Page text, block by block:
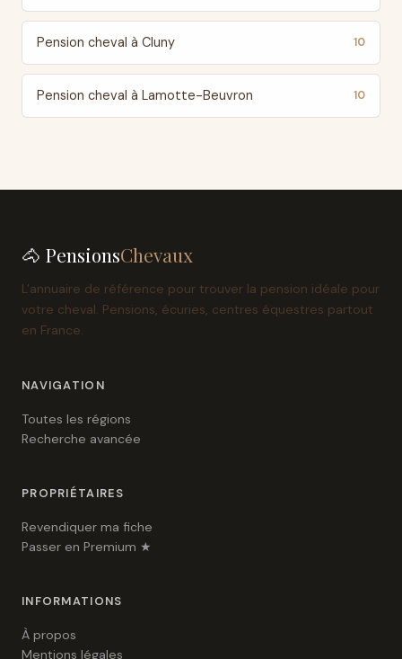
Pension cheval à Cluny 10
Pension cheval à Lamotte-Beuvron 10
🐴 PensionsChevaux
L'annuaire de référence pour trouver la pension idéale pour
votre cheval. Pensions, écuries, centres équestres partout
en France.
NAVIGATION
Toutes les régions
Recherche avancée
PROPRIÉTAIRES
Revendiquer ma fiche
Passer en Premium ★
INFORMATIONS
À propos
Mentions légales